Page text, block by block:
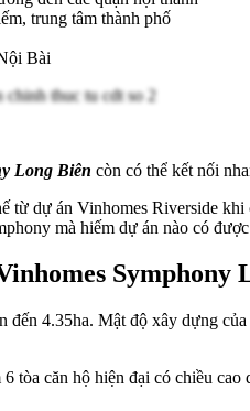
trung tâm thành phố
Bài
Long Biên còn có thể kết nối
từ dự án Vinhomes Riverside
mà hiếm dự án nào có
Symphony
đến 4.35ha. Mật độ xây dựng
6 tòa căn hộ hiện đại có chiều